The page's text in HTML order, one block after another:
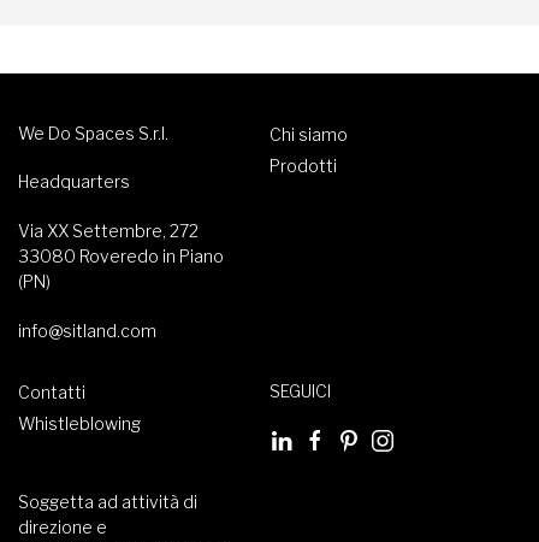
We Do Spaces S.r.l.
Headquarters
Via XX Settembre, 272
33080 Roveredo in Piano
(PN)
info@sitland.com
Chi siamo
Prodotti
Contatti
Whistleblowing
SEGUICI
Soggetta ad attività di
direzione e